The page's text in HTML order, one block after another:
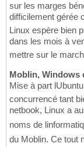
sur les marges
difficilement gérée
Linux espère bien
dans les mois à
mettre sur le
Moblin, Windows
Mise à part
concurrencé tant
netbook, Linux a
noms de
du Moblin. Ce tout